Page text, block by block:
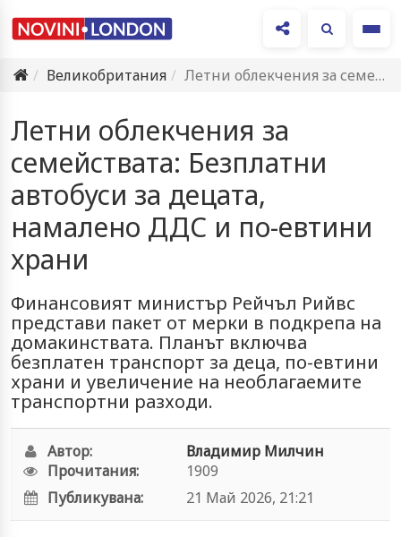
Великобритания
Летни облекчения за семействата: Безплатни автобуси за децата, намалено ДДС…
Летни облекчения за
семействата: Безплатни
автобуси за децата,
намалено ДДС и по-евтини
храни
Финансовият министър Рейчъл Рийвс
представи пакет от мерки в подкрепа на
домакинствата. Планът включва
безплатен транспорт за деца, по-евтини
храни и увеличение на необлагаемите
транспортни разходи.
Автор:
Владимир Милчин
Прочитания:
1909
Публикувана:
21 Май 2026, 21:21